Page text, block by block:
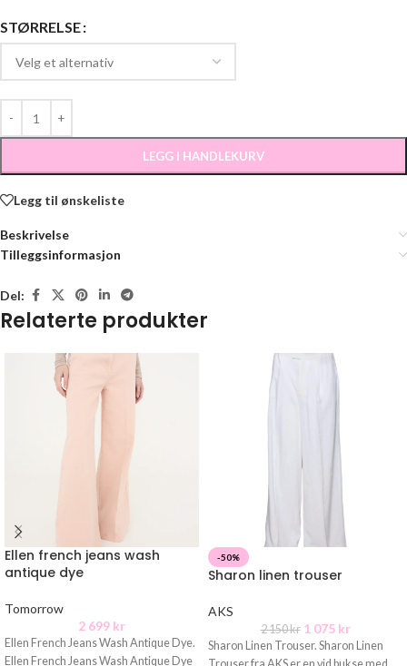
STØRRELSE
LEGG I HANDLEKURV
Legg til ønskeliste
Beskrivelse
Tilleggsinformasjon
Del:
Relaterte produkter
Ellen french jeans wash
antique dye
Tomorrow
2 699 kr
Ellen French Jeans Wash Antique Dye.
Ellen French Jeans Wash Antique Dye
-50%
Sharon linen trouser
AKS
2 150kr 1 075 kr
Sharon Linen Trouser. Sharon Linen